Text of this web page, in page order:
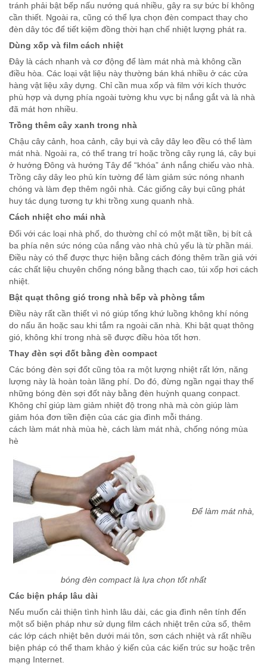
tránh phải bật bếp nấu nướng quá nhiều, gây ra sự bức bí không
cần thiết. Ngoài ra, cũng có thể lựa chọn đèn compact thay cho
đèn dây tóc để tiết kiệm đồng thời hạn chế nhiệt lượng phát ra.
Dùng xốp và film cách nhiệt
Đây là cách nhanh và cơ động để làm mát nhà mà không cần
điều hòa. Các loại vật liệu này thường bán khá nhiều ở các cửa
hàng vật liệu xây dựng. Chỉ cần mua xốp và film với kích thước
phù hợp và dựng phía ngoài tường khu vực bị nắng gắt và là nhà
đã mát hơn nhiều.
Trồng thêm cây xanh trong nhà
Chậu cây cảnh, hoa cảnh, cây bụi và cây dây leo đều có thể làm
mát nhà. Ngoài ra, có thể trang trí hoặc trồng cây rụng lá, cây bụi
ở hướng Đông và hướng Tây để “khóa” ánh nắng chiếu vào nhà.
Trồng cây dây leo phủ kín tường để làm giảm sức nóng nhanh
chóng và làm đẹp thêm ngôi nhà. Các giống cây bụi cũng phát
huy tác dụng tương tự khi trồng xung quanh nhà.
Cách nhiệt cho mái nhà
Đối với các loại nhà phố, do thường chỉ có một mặt tiền, bị bít cả
ba phía nên sức nóng của nắng vào nhà chủ yếu là từ phần mái.
Điều này có thể được thực hiện bằng cách đóng thêm trần giả với
các chất liệu chuyên chống nóng bằng thạch cao, túi xốp hơi cách
nhiệt.
Bật quạt thông gió trong nhà bếp và phòng tắm
Điều này rất cần thiết vì nó giúp tống khứ luồng không khí nóng
do nấu ăn hoặc sau khi tắm ra ngoài căn nhà. Khi bật quạt thông
gió, không khí trong nhà sẽ được điều hòa tốt hơn.
Thay đèn sợi đốt bằng đèn compact
Các bóng đèn sợi đốt cũng tỏa ra một lượng nhiệt rất lớn, năng
lượng này là hoàn toàn lãng phí. Do đó, đừng ngần ngại thay thế
những bóng đèn sợi đốt này bằng đèn huỳnh quang conpact.
Không chỉ giúp làm giảm nhiệt độ trong nhà mà còn giúp làm
giảm hóa đơn tiền điện của các gia đình mỗi tháng.
cách làm mát nhà mùa hè, cách làm mát nhà, chống nóng mùa
hè
Để làm mát nhà,
bóng đèn compact là lựa chọn tốt nhất
Các biện pháp lâu dài
Nếu muốn cải thiện tình hình lâu dài, các gia đình nên tính đến
một số biện pháp như sử dụng film cách nhiệt trên cửa sổ, thêm
các lớp cách nhiệt bên dưới mái tôn, sơn cách nhiệt và rất nhiều
biện pháp có thể tham khảo ý kiến của các kiến trúc sư hoặc trên
mạng Internet.